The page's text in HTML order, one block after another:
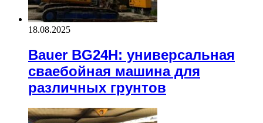
18.08.2025
Bauer BG24H: универсальная
сваебойная машина для
различных грунтов